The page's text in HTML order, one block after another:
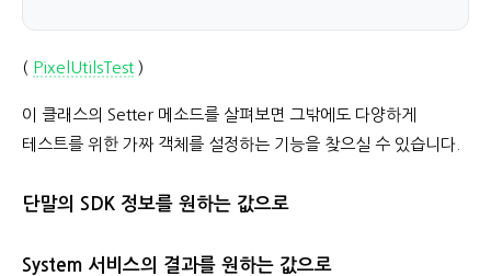
( PixelUtilsTest )
이 클래스의 Setter 메소드를 살펴보면 그밖에도 다양하게
테스트를 위한 가짜 객체를 설정하는 기능을 찾으실 수 있습니다.
단말의 SDK 정보를 원하는 값으로
System 서비스의 결과를 원하는 값으로